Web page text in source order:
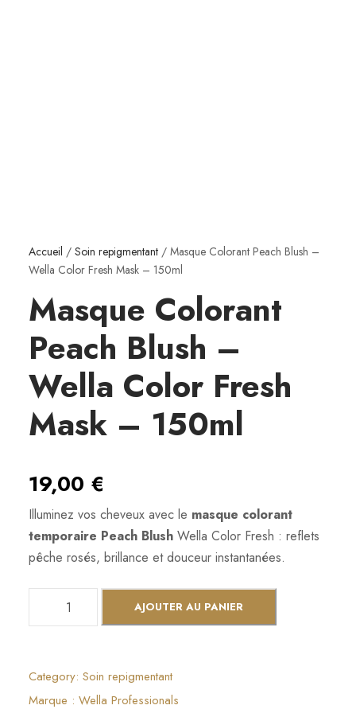
Accueil / Soin repigmentant / Masque Colorant Peach Blush –
Wella Color Fresh Mask – 150ml
Masque Colorant
Peach Blush –
Wella Color Fresh
Mask – 150ml
19,00 €
Illuminez vos cheveux avec le masque colorant
temporaire Peach Blush Wella Color Fresh : reflets
pêche rosés, brillance et douceur instantanées.
t
i
AJOUTER AU PANIER
Category: Soin repigmentant
Marque : Wella Professionals